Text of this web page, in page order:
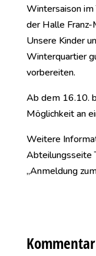
Wintersaison im
der Halle
Unsere Kinder
Winterquartier
vorbereiten.
Ab dem 16.10.
Möglichkeit an
Weitere
Abteilungsseite
„Anmeldung